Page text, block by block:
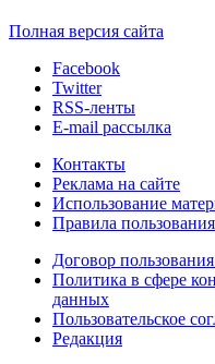
Полная версия сайта
Facebook
Twitter
RSS-ленты
E-mail рассылка
Контакты
Реклама на сайте
Использование
Правила
Договор
Политика в сфере
данных
Пользовательское
Редакция